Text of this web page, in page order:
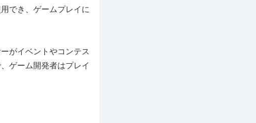
でき、ゲームプレイに
がイベントやコンテス
ゲーム開発者はプレイ